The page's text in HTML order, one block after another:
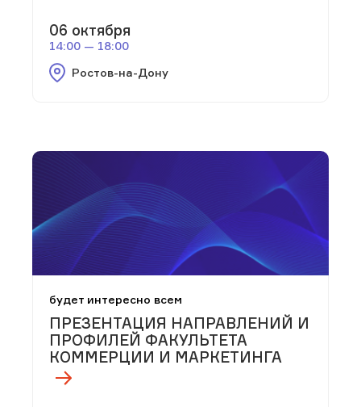
06 октября
14:00 — 18:00
Ростов-на-Дону
будет интересно всем
ПРЕЗЕНТАЦИЯ НАПРАВЛЕНИЙ И
ПРОФИЛЕЙ ФАКУЛЬТЕТА
КОММЕРЦИИ И МАРКЕТИНГА